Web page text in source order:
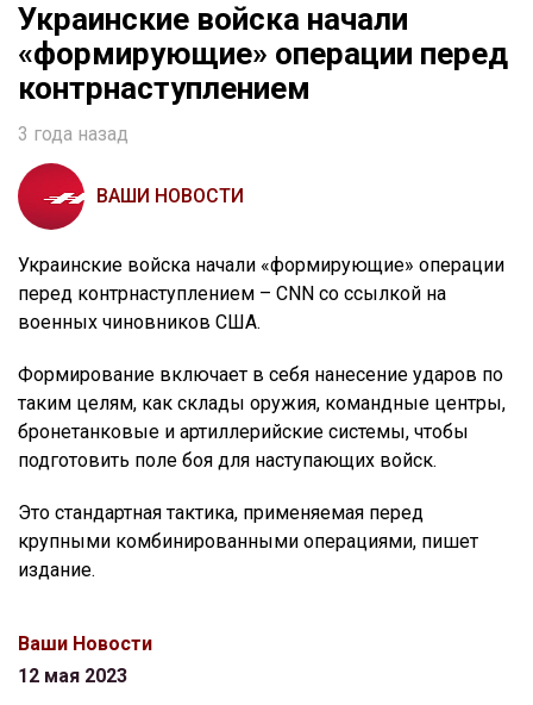
Украинские войска начали
«формирующие» операции перед
контрнаступлением
3 года назад
ВАШИ НОВОСТИ
Украинские войска начали «формирующие» операции
перед контрнаступлением – CNN со ссылкой на
военных чиновников США.
Формирование включает в себя нанесение ударов по
таким целям, как склады оружия, командные центры,
бронетанковые и артиллерийские системы, чтобы
подготовить поле боя для наступающих войск.
Это стандартная тактика, применяемая перед
крупными комбинированными операциями, пишет
издание.
Ваши Новости
12 мая 2023